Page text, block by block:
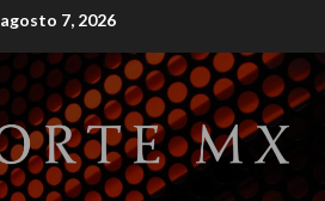
agosto 7, 2026